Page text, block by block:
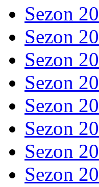
Sezon
Sezon
Sezon
Sezon
Sezon
Sezon
Sezon
Sezon